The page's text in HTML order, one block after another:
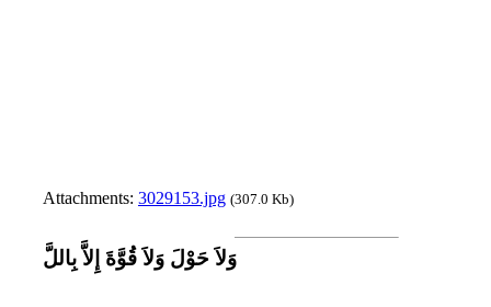
Attachments: 3029153.jpg (307.0 Kb)
وَلاَ حَوْلَ وَلاَ قُوَّةَ إِلاَّ بِاللَّ